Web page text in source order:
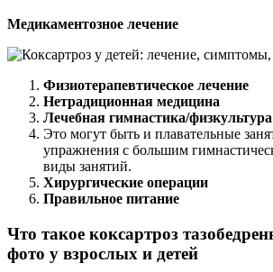
Медикаментозное лечение
Физиотерапевтическое лечение
Нетрадиционная медицина
Лечебная гимнастика/физкультура
Это могут быть и плавательные
упражнения с большим
виды занятий.
Хирургические операции
Правильное питание
Что такое коксартроз
фото у взрослых и детей